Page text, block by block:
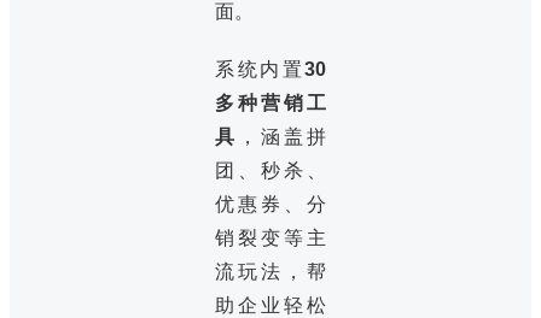
面。
系统内置30
多种营销工
具 ，涵盖拼
团、秒杀、
优惠券、分
销裂变等主
流玩法，帮
助企业轻松